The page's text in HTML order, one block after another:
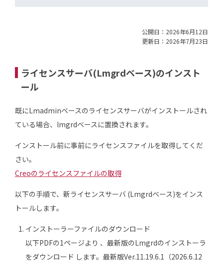
公開日：2026年6月12日
更新日：2026年7月23日
ライセンスサーバ(Lmgrdベース)のインスト
ール
既にLmadminベースのライセンスサーバがインストールされ
ている場合、lmgrdベースに置換されます。
インストール前に事前にライセンスファイルを取得してくだ
さい。
Creoのライセンスファイルの取得
以下の手順で、新ライセンスサーバ (Lmgrdベース)をインス
トールします。
インストーラーファイルのダウンロード
以下PDFの1ページより 、最新版のLmgrdのインストーラ
をダウンロード します。最新版Ver.11.19.6.1（2026.6.12